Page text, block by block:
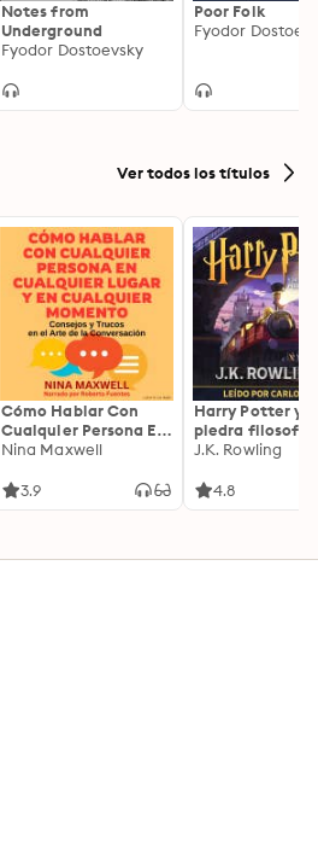
Notes from
Underground
Fyodor Dostoevsky
Poor Folk
Fyodor
Ver todos los títulos
Cómo Hablar Con
Cualquier Persona En
Cualquier Lugar Y En
Nina Maxwell
3.9
Harry Potter y
piedra filosofal
J.K. Rowling
4.8